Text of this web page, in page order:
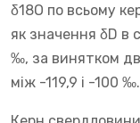
δ18O по всьому
як значення δD в
‰, за винятком
між -119,9 і -100 ‰.